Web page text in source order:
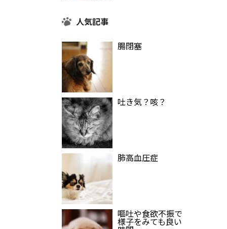
人気記事
腸閉塞
吐き気？咳？
肺高血圧症
嘔吐や食欲不振で
様子をみても良い